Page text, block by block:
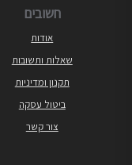
חשובים
אודות
שאלות ותשובות
תקנון ומדיניות
ביטול עסקה
צור קשר